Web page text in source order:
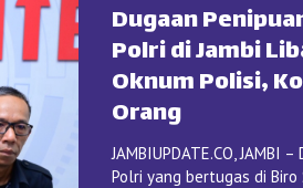
Dugaan
Polri di Jambi
Oknum Polisi,
Orang
JAMBIUPDATE.CO, JAMBI
Polri yang bertugas di Biro